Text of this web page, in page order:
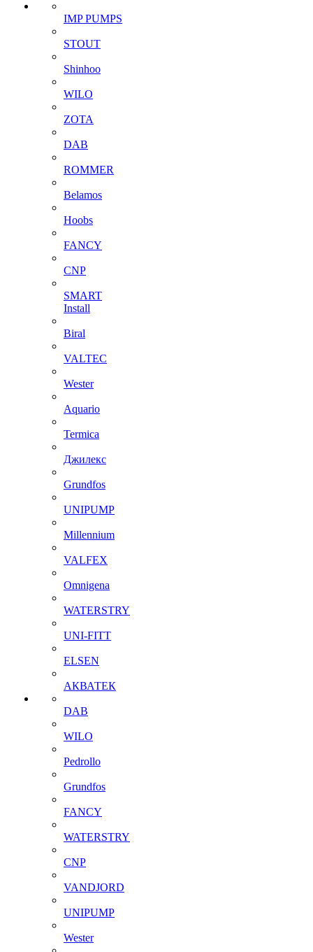
IMP PUMPS
STOUT
Shinhoo
WILO
ZOTA
DAB
ROMMER
Belamos
Hoobs
FANCY
CNP
SMART
Install
Biral
VALTEC
Wester
Aquario
Termica
Джилекс
Grundfos
UNIPUMP
Millennium
VALFEX
Omnigena
WATERSTRY
UNI-FITT
ELSEN
АКВАТЕК
DAB
WILO
Pedrollo
Grundfos
FANCY
WATERSTRY
CNP
VANDJORD
UNIPUMP
Wester